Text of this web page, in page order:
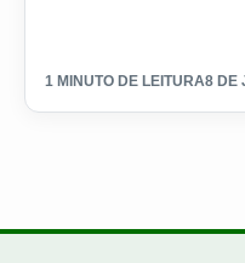
1 MINUTO DE LEITURA8 DE